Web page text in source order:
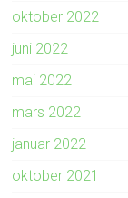
oktober 2022
juni 2022
mai 2022
mars 2022
januar 2022
oktober 2021